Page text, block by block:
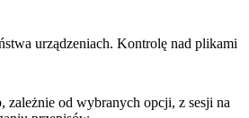
urządzeniach. Kontrolę nad plikami
zależnie od wybranych opcji, z sesji na